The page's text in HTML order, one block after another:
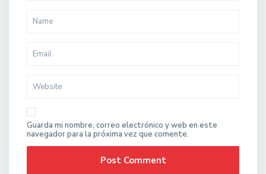
Guarda mi nombre, correo electrónico y web en este
navegador para la próxima vez que comente.